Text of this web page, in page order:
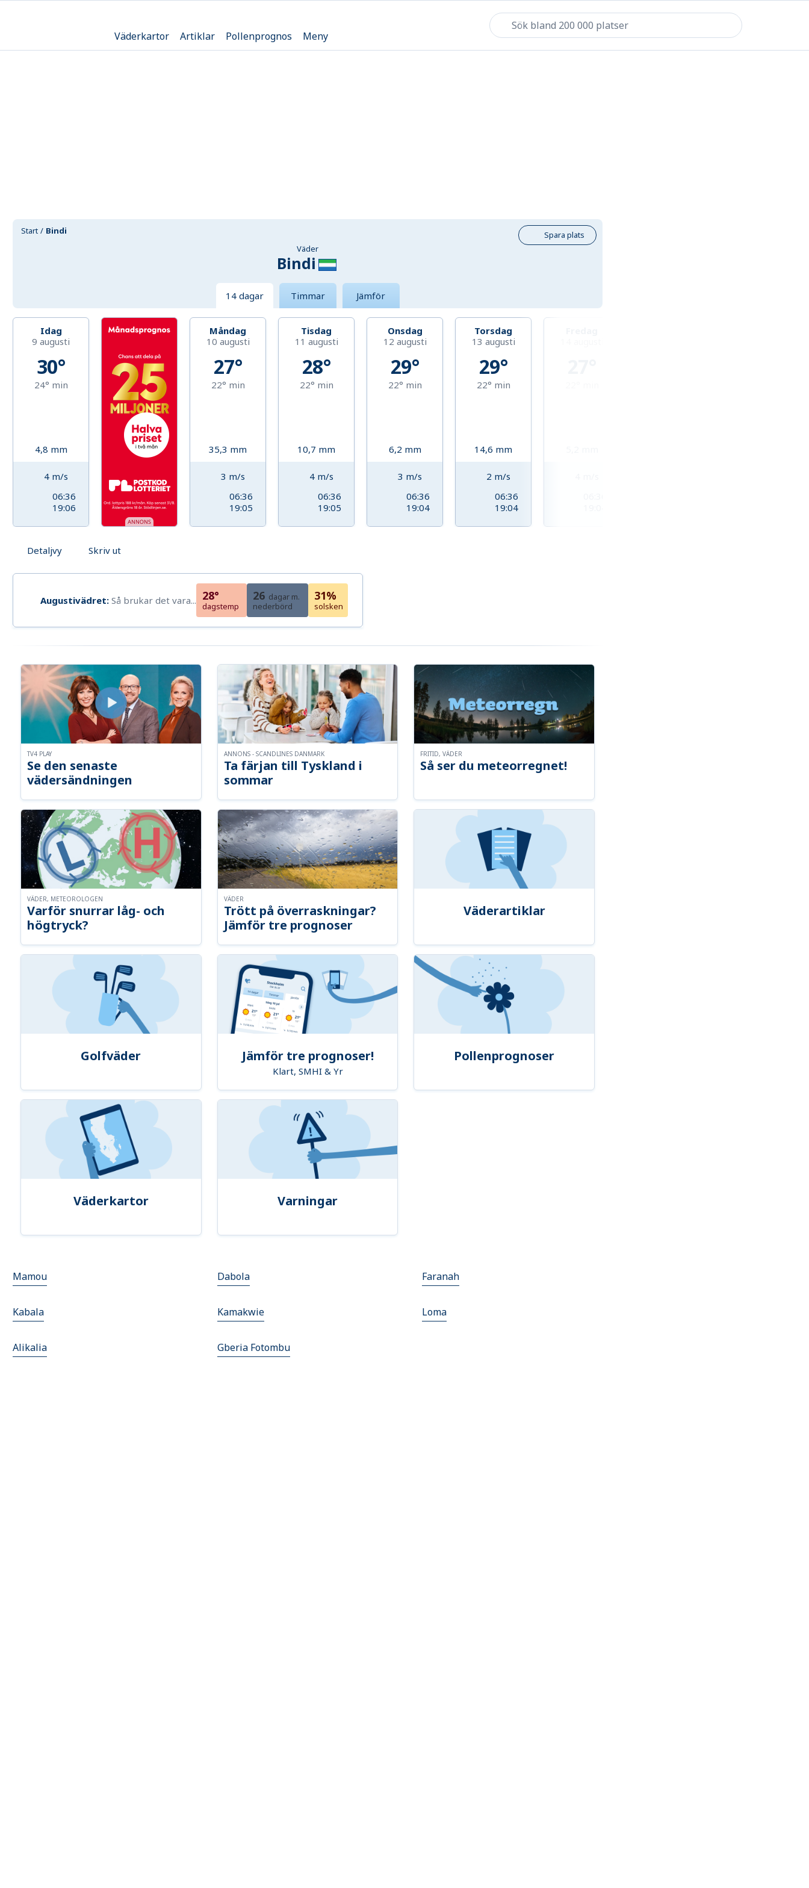
Väderkartor Artiklar Pollenprognos Meny
Start Bindi
Spara plats
Väder
Bindi
14 dagar Timmar Jämför
Idag
9 augusti
30°
24° min
4,8 mm
4 m/s
06:36
19:06
Måndag
10 augusti
27°
22° min
35,3 mm
3 m/s
06:36
19:05
Tisdag
11 augusti
28°
22° min
10,7 mm
4 m/s
06:36
19:05
Onsdag
12 augusti
29°
22° min
6,2 mm
3 m/s
06:36
19:04
Torsdag
13 augusti
29°
22° min
14,6 mm
2 m/s
06:36
19:04
Detaljvy Skriv ut
Augustivädret: Så brukar det vara... 28°
dagstemp
26 dagar m.
nederbörd
31%
solsken
Se den senaste
vädersändningen
TV4 PLAY
Ta färjan till Tyskland i
sommar
ANNONS - SCANDLINES DANMARK
Så ser du meteorregnet!
FRITID, VÄDER
Varför snurrar låg- och
högtryck?
VÄDER, METEOROLOGEN
Trött på överraskningar?
Jämför tre prognoser
VÄDER
Väderartiklar
Golfväder Jämför tre prognoser!
Klart, SMHI & Yr
Pollenprognoser
Väderkartor Varningar
Mamou Dabola Faranah
Kabala Kamakwie Loma
Alikalia Gberia Fotombu